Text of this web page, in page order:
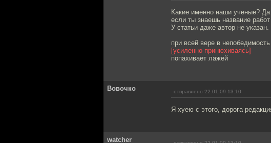
Какие именно наши ученые?
если ты знаешь название
У статьи даже автор не указан.
при всей вере в
[усиленно принюхиваясь]
попахивает лажей
Вовочко отправлено 22.01.09 13:10
Я хуею с этого, дорога
watcher